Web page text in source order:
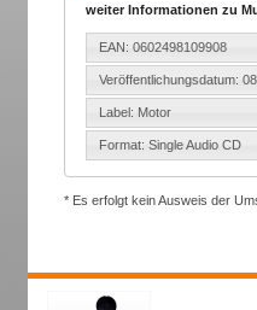
weiter Informationen zu
EAN: 0602498109908
Veröffentlichungsdatum:
Label: Motor
Format: Single Audio CD
* Es erfolgt kein Ausweis der